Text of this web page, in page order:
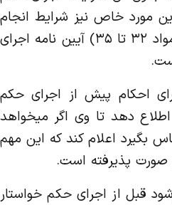
مورد خاص نیز شرایط انجام
حکم بر اساس فصل دوم (مواد ۳۲ تا ۳۵) آیین نامه اجرای
احکام پیش از اجرای حکم
دهد تا وی اگر میخواهد
بگیرد اعلام کند که این مهم
پذیرفته است.
قبل از اجرای حکم خواستار